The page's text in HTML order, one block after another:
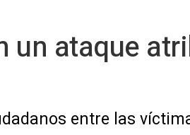
ataque
entre las